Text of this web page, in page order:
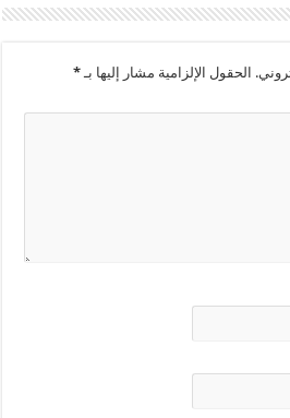
الحقول الإلزامية مشار إليها بـ*